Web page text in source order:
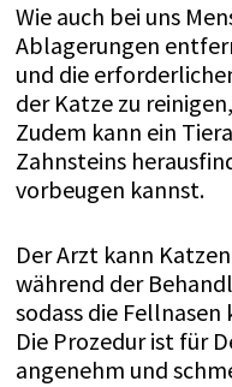
Wie auch bei uns
Ablagerungen
und die
der Katze zu
Zudem kann ein
Zahnsteins
vorbeugen kannst.
Der Arzt kann
während der
sodass die
Die Prozedur ist für
angenehm und